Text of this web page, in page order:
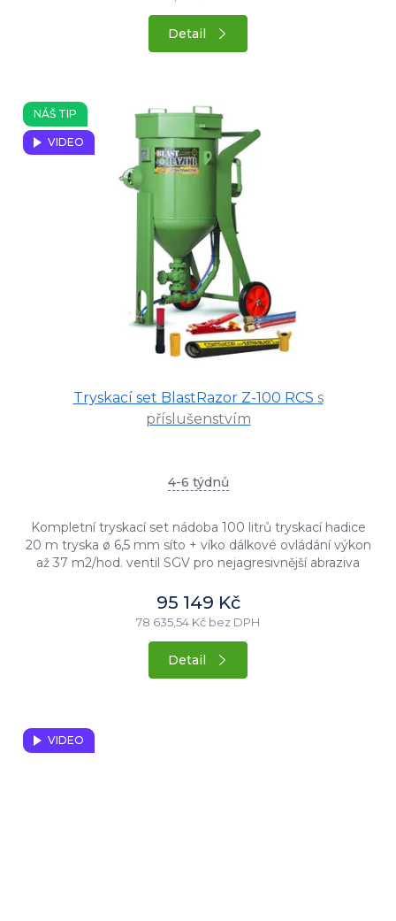
Detail
NÁŠ TIP
VIDEO
Tryskací set BlastRazor Z-100 RCS s
příslušenstvím
4-6 týdnů
Kompletní tryskací set nádoba 100 litrů tryskací hadice
20 m tryska ø 6,5 mm síto + víko dálkové ovládání výkon
až 37 m2/hod. ventil SGV pro nejagresivnější abraziva
95 149 Kč
78 635,54 Kč bez DPH
Detail
VIDEO